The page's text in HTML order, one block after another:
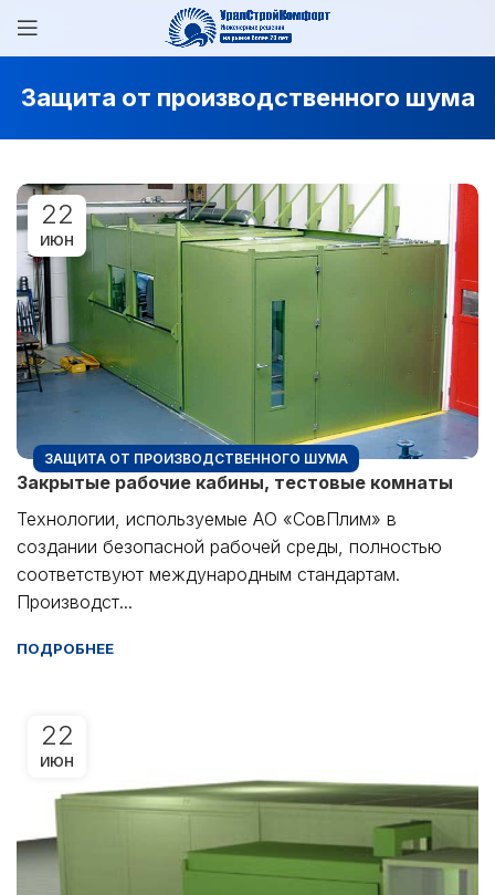
Защита от производственного шума
22
ИЮН
ЗАЩИТА ОТ ПРОИЗВОДСТВЕННОГО ШУМА
Закрытые рабочие кабины, тестовые комнаты
Технологии, используемые АО «СовПлим» в
создании безопасной рабочей среды, полностью
соответствуют международным стандартам.
Производст...
ПОДРОБНЕЕ
22
ИЮН